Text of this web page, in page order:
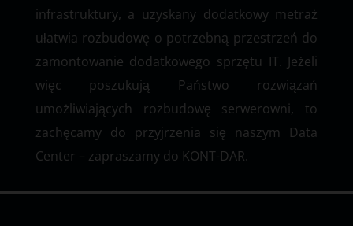
infrastruktury, a uzyskany dodatkowy metraż
ułatwia rozbudowę o potrzebną przestrzeń do
zamontowanie dodatkowego sprzętu IT. Jeżeli
więc poszukują Państwo rozwiązań
umożliwiających rozbudowę serwerowni, to
zachęcamy do przyjrzenia się naszym Data
Center – zapraszamy do KONT-DAR.